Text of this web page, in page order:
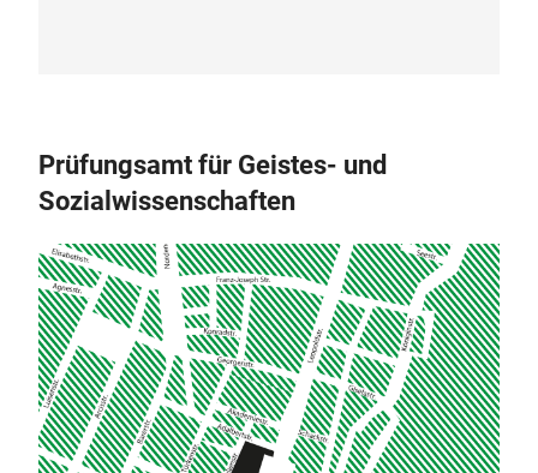
Prüfungsamt für Geistes- und
Sozialwissenschaften